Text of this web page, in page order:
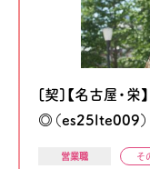
[契]【名古屋・栄
◎（es25lte009）
営業職 そ